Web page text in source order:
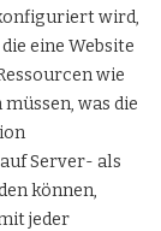
wird,
eine Website
wie
was die
Server- als
können,
jeder